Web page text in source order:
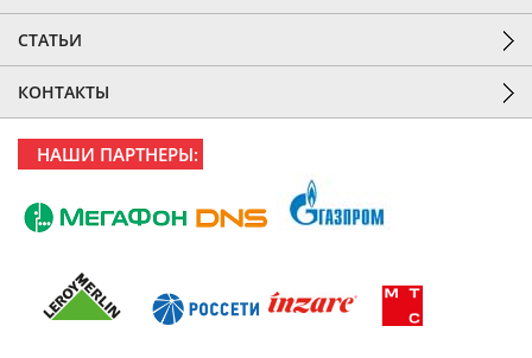
СТАТЬИ
КОНТАКТЫ
НАШИ ПАРТНЕРЫ: